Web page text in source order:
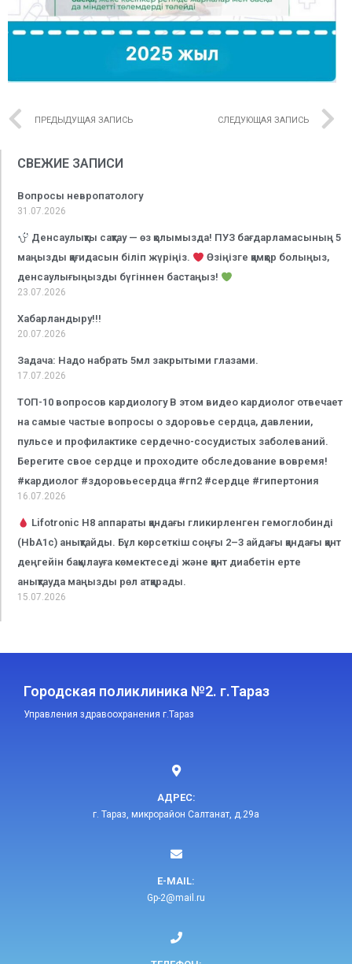
ПРЕДЫДУЩАЯ ЗАПИСЬ СЛЕДУЮЩАЯ ЗАПИСЬ
СВЕЖИЕ ЗАПИСИ
Вопросы невропатологу
31.07.2026
Денсаулықты сақтау — өз қолымызда! ПУЗ бағдарламасының 5
маңызды қағидасын біліп жүріңіз.
Өзіңізге қамқор болыңыз,
денсаулығыңызды бүгіннен бастаңыз!
23.07.2026
Хабарландыру!!!
20.07.2026
Задача: Надо набрать 5мл закрытыми глазами.
17.07.2026
ТОП-10 вопросов кардиологу В этом видео кардиолог отвечает
на самые частые вопросы о здоровье сердца, давлении,
пульсе и профилактике сердечно-сосудистых заболеваний.
Берегите свое сердце и проходите обследование вовремя!
#кардиолог #здоровьесердца #гп2 #сердце #гипертония
16.07.2026
Lifotronic H8 аппараты қандағы гликирленген гемоглобинді
(HbA1c) анықтайды. Бұл көрсеткіш соңғы 2–3 айдағы қандағы қант
деңгейін бақылауға көмектеседі және қант диабетін ерте
анықтауда маңызды рөл атқарады.
15.07.2026
Городская поликлиника №2. г.Тараз
Управления здравоохранения г.Тараз
АДРЕС:
г. Тараз, микрорайон Салтанат, д.29а
E-MAIL:​
Gp-2@mail.ru​